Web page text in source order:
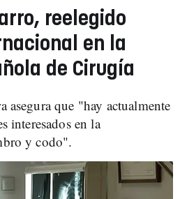
reelegido
en la
de Cirugía
asegura que "hay actualmente
interesados en la
y codo".